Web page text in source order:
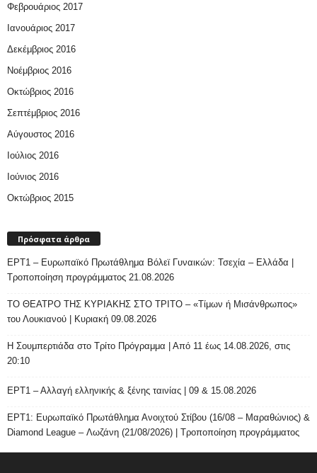
Φεβρουάριος 2017
Ιανουάριος 2017
Δεκέμβριος 2016
Νοέμβριος 2016
Οκτώβριος 2016
Σεπτέμβριος 2016
Αύγουστος 2016
Ιούλιος 2016
Ιούνιος 2016
Οκτώβριος 2015
Πρόσφατα άρθρα
ΕΡΤ1 – Ευρωπαϊκό Πρωτάθλημα Βόλεϊ Γυναικών: Τσεχία – Ελλάδα |
Τροποποίηση προγράμματος 21.08.2026
ΤΟ ΘΕΑΤΡΟ ΤΗΣ ΚΥΡΙΑΚΗΣ ΣΤΟ ΤΡΙΤΟ – «Τίμων ή Μισάνθρωπος»
του Λουκιανού | Κυριακή 09.08.2026
H Σουμπερτιάδα στο Τρίτο Πρόγραμμα | Από 11 έως 14.08.2026, στις
20:10
ΕΡΤ1 – Αλλαγή ελληνικής & ξένης ταινίας | 09 & 15.08.2026
ΕΡΤ1: Ευρωπαϊκό Πρωτάθλημα Ανοιχτού Στίβου (16/08 – Μαραθώνιος) &
Diamond League – Λωζάνη (21/08/2026) | Τροποποίηση προγράμματος